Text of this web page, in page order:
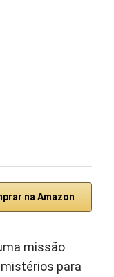
na Amazon
missão
para